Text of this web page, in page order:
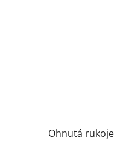
Ohnutá